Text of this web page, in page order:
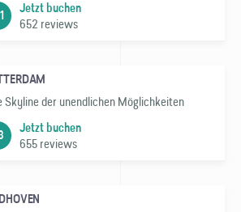
Jetzt buchen
652 reviews
Skyline der unendlichen Möglichkeiten
Jetzt buchen
655 reviews